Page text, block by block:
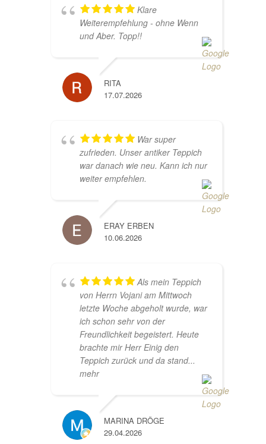
Klare
Weiterempfehlung - ohne Wenn
und Aber. Topp!!
RITA
17.07.2026
War super
zufrieden. Unser antiker Teppich
war danach wie neu. Kann ich nur
weiter empfehlen.
ERAY ERBEN
10.06.2026
Als mein Teppich
von Herrn Vojani am Mittwoch
letzte Woche abgeholt wurde, war
ich schon sehr von der
Freundlichkeit begeistert. Heute
brachte mir Herr Einig den
Teppich zurück und da stand...
mehr
MARINA DRÖGE
29.04.2026